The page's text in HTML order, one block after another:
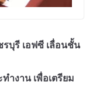
บุรี เอฟซี เลื่อนชั้น
งาน เพื่อเตรียม